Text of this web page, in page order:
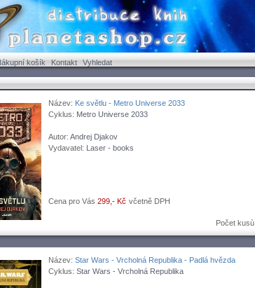
košík Kontakt Vyhledat
Název: Ke světlu - Metro Universe 2033
Cyklus: Metro Universe 2033
Autor: Andrej Djakov
Vydavatel: Laser - books
Cena pro Vás 299,- Kč včetně DPH
Počet kusù
Název: Star Wars - Vrcholná Republika - Padlá hvězda
Cyklus: Star Wars - Vrcholná Republika